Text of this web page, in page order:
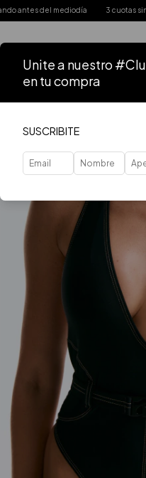
del mediodía 3 cuotas sin
Unite a nuestro
en tu compra
SUSCRIBITE